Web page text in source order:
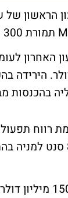
של שנת
האנליסטים להכנסות של
בהכנסות
המקביל. בשורה התחתונה